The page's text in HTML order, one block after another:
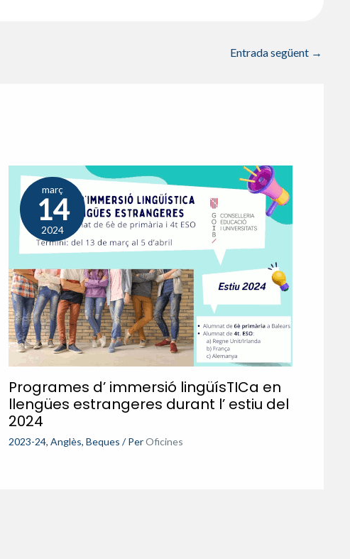
Entrada següent →
març
14
2024
Programes d’ immersió lingüísTICa en
llengües estrangeres durant l’ estiu del
2024
2023-24,Anglès,Beques / Per Oficines